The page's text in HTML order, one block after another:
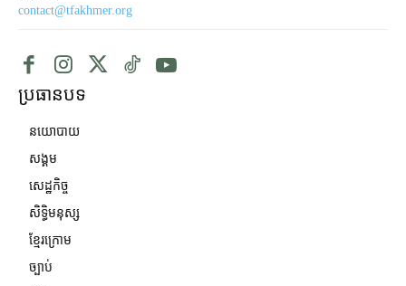
contact@tfakhmer.org
ប្រធានបទ
នយោបាយ
សង្គម
សេដ្ឋកិច្ច
សិទ្ធិមនុស្ស
ខ្មែរក្រោម
ច្បាប់